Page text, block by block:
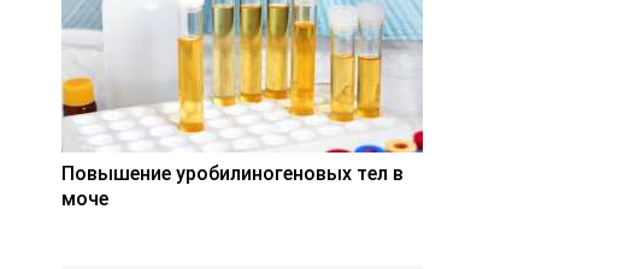
Повышение уробилиногеновых тел в
моче